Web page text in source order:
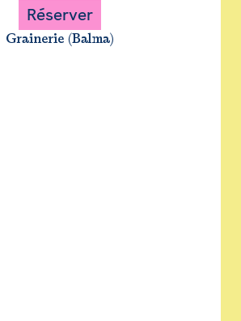
Réserver
Grainerie (Balma)